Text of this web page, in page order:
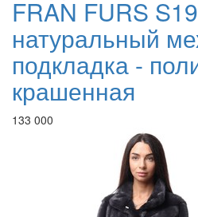
FRAN FURS
натуральный
подкладка -
крашенная
133 000